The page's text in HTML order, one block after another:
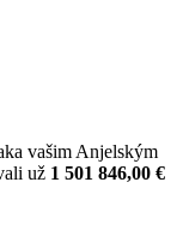
vašim Anjelským
už 1 501 846,00 €